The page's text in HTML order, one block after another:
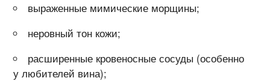
выраженные мимические морщины;
неровный тон кожи;
расширенные кровеносные сосуды (особенно
у любителей вина);